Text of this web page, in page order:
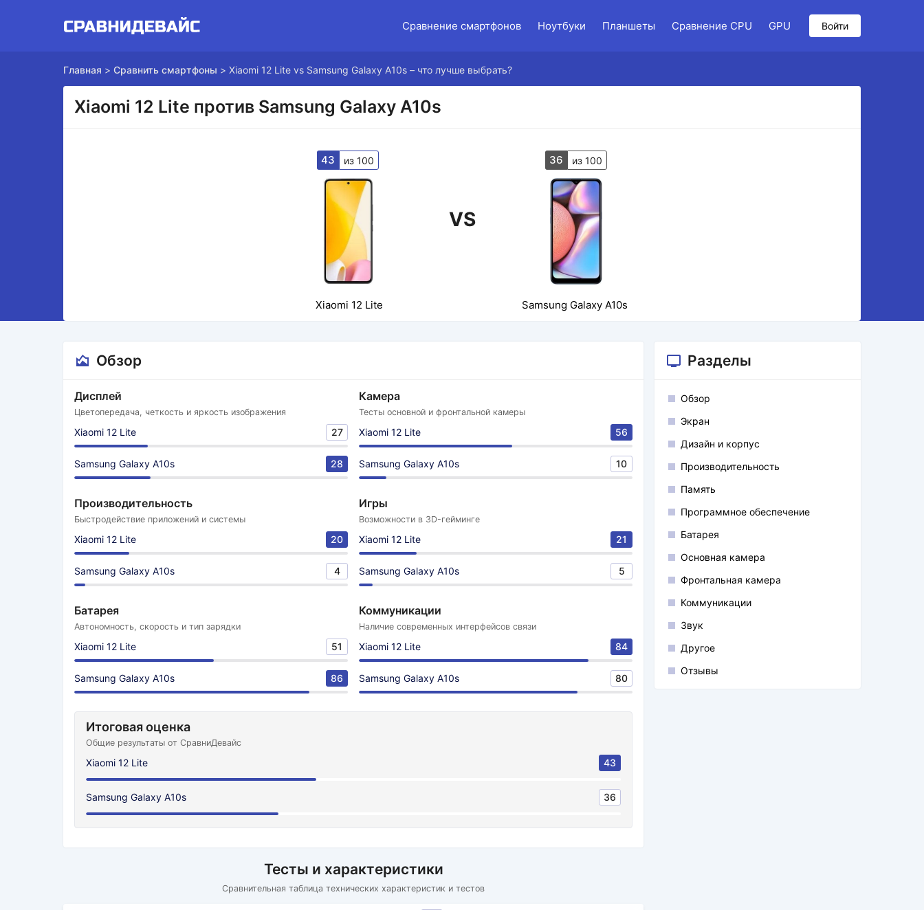
Сравнение смартфонов Ноутбуки Планшеты Сравнение CPU GPU Войти
Главная > Сравнить смартфоны > Xiaomi 12 Lite vs Samsung Galaxy A10s – что лучше выбрать?
Xiaomi 12 Lite против Samsung Galaxy A10s
43 из 100
VS
36 из 100
Xiaomi 12 Lite Samsung Galaxy A10s
Обзор
Дисплей
Цветопередача, четкость и яркость изображения
Xiaomi 12 Lite 27
Samsung Galaxy A10s 28
Камера
Тесты основной и фронтальной камеры
Xiaomi 12 Lite 56
Samsung Galaxy A10s 10
Производительность
Быстродействие приложений и системы
Xiaomi 12 Lite 20
Samsung Galaxy A10s 4
Игры
Возможности в 3D-гейминге
Xiaomi 12 Lite 21
Samsung Galaxy A10s 5
Батарея
Автономность, скорость и тип зарядки
Xiaomi 12 Lite 51
Samsung Galaxy A10s 86
Коммуникации
Наличие современных интерфейсов связи
Xiaomi 12 Lite 84
Samsung Galaxy A10s 80
Итоговая оценка
Общие результаты от СравниДевайс
Xiaomi 12 Lite 43
Samsung Galaxy A10s 36
Тесты и характеристики
Сравнительная таблица технических характеристик и тестов
Разделы
Обзор
Экран
Дизайн и корпус
Производительность
Память
Программное обеспечение
Батарея
Основная камера
Фронтальная камера
Коммуникации
Звук
Другое
Отзывы